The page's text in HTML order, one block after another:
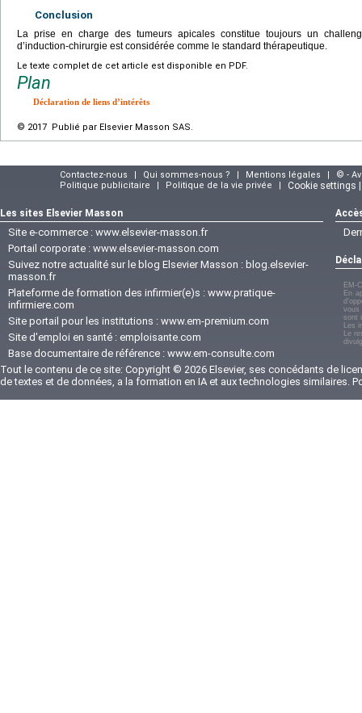
Conclusion
La prise en charge des tumeurs apicales constitue toujours un
d’induction-chirurgie est considérée comme le standard thérapeutique.
Le texte complet de cet article est disponible en PDF.
Plan
Déclaration de liens d’intérêts
© 2017 Publié par Elsevier Masson SAS.
Contactez-nous Qui sommes-nous ? Mentions légales
© -
Politique publicitaire
Politique de la vie privée Cookie settings
Les sites Elsevier Masson
Site e-commerce : www.elsevier-masson.fr
Portail corporate : www.elsevier-masson.com
Suivez notre actualité sur le blog Elsevier Masson : blog.elsevier-
masson.fr
Plateforme de formation des infirmier(e)s : www.pratique-
infirmiere.com
Site portail pour les institutions : www.em-premium.com
Site d'emploi en santé : emploisante.com
Base documentaire de référence : www.em-consulte.com
EM-
En
vous
sont
Les
Le
Tout le contenu de ce site: Copyright © 2026 Elsevier, ses concédants de
de textes et de données, a la formation en IA et aux technologies similaires.